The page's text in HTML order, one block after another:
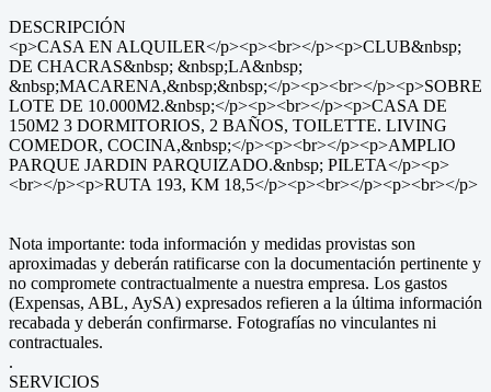
DESCRIPCIÓN
<p>CASA EN ALQUILER</p><p><br></p><p>CLUB&nbsp;
DE CHACRAS&nbsp; &nbsp;LA&nbsp;
&nbsp;MACARENA,&nbsp;&nbsp;</p><p><br></p><p>SOBRE
LOTE DE 10.000M2.&nbsp;</p><p><br></p><p>CASA DE
150M2 3 DORMITORIOS, 2 BAÑOS, TOILETTE. LIVING
COMEDOR, COCINA,&nbsp;</p><p><br></p><p>AMPLIO
PARQUE JARDIN PARQUIZADO.&nbsp; PILETA</p><p>
<br></p><p>RUTA 193, KM 18,5</p><p><br></p><p><br></p>
Nota importante: toda información y medidas provistas son
aproximadas y deberán ratificarse con la documentación pertinente y
no compromete contractualmente a nuestra empresa. Los gastos
(Expensas, ABL, AySA) expresados refieren a la última información
recabada y deberán confirmarse. Fotografías no vinculantes ni
contractuales.
.
SERVICIOS